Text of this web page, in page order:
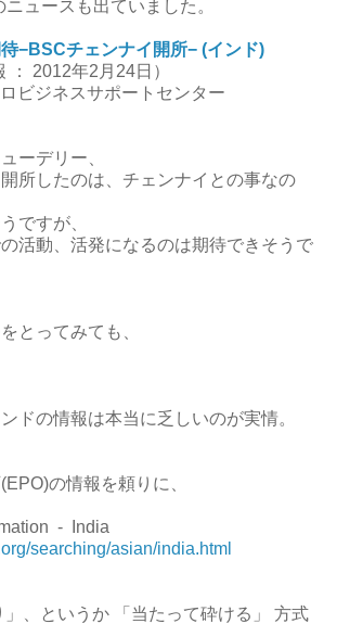
ュースも出ていました。
−BSCチェンナイ開所− (インド)
： 2012年2月24日）
ビジネスサポートセンター
ーデリー、
所したのは、チェンナイとの事なの
ですが、
活動、活発になるのは期待できそうで
とってみても、
ドの情報は本当に乏しいのが実情。
の情報を頼りに、
- India
searching/asian/india.html
」、というか 「当たって砕ける」 方式